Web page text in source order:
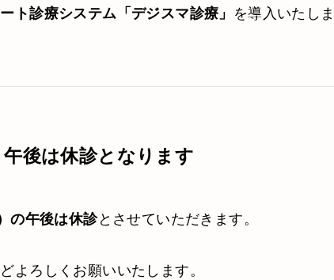
ト診療システム「デジスマ診療」 を導入いたしま
後は休診となります
の午後は休診とさせていただきます。
よろしくお願いいたします。